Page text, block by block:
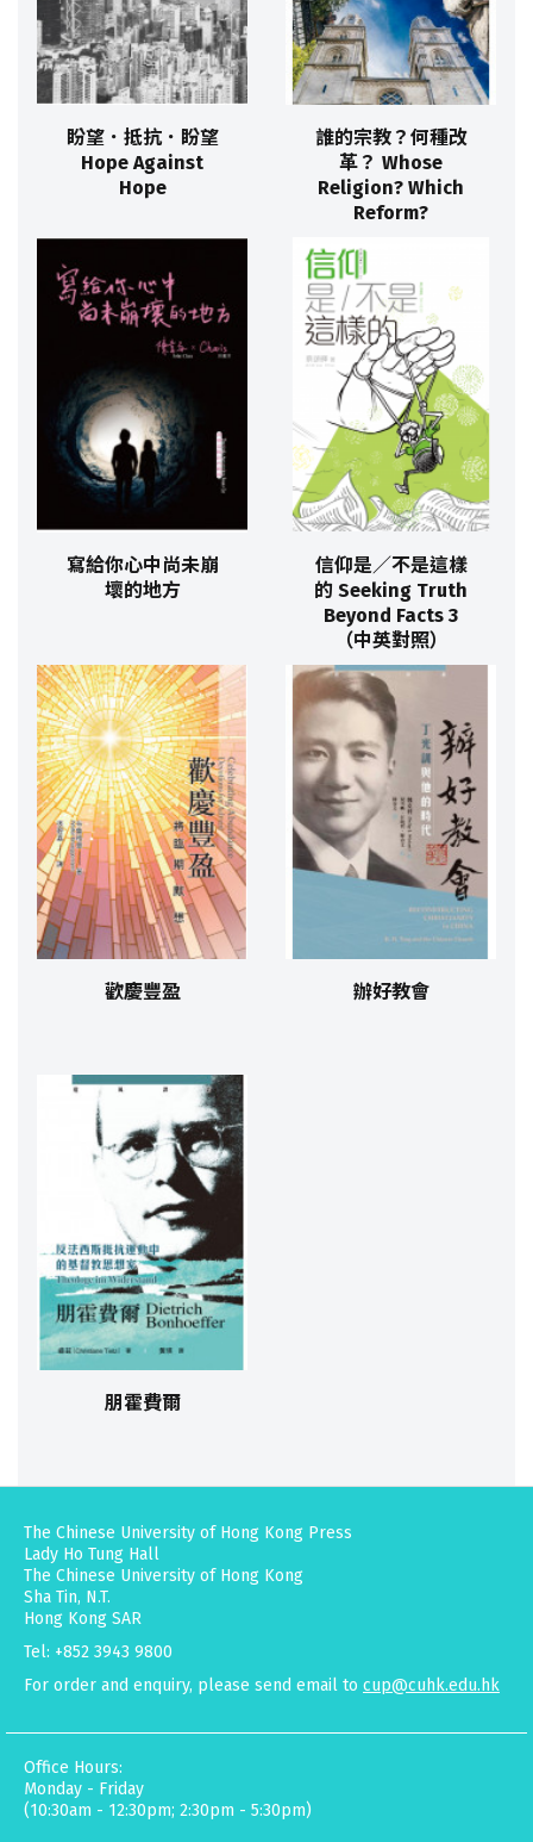
盼望．抵抗．盼望
Hope Against
Hope
誰的宗教？何種改
革？ Whose
Religion? Which
Reform?
寫給你心中尚未崩
壞的地方
信仰是／不是這樣
的 Seeking Truth
Beyond Facts 3
（中英對照）
歡慶豐盈 辦好教會
朋霍費爾
The Chinese University of Hong Kong Press
Lady Ho Tung Hall
The Chinese University of Hong Kong
Sha Tin, N.T.
Hong Kong SAR
Tel: +852 3943 9800
For order and enquiry, please send email to cup@cuhk.edu.hk
Office Hours:
Monday - Friday
(10:30am - 12:30pm; 2:30pm - 5:30pm)